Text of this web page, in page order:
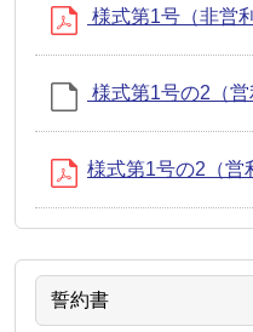
様式第1号（非営
様式第1号の2（
様式第1号の2（営
誓約書